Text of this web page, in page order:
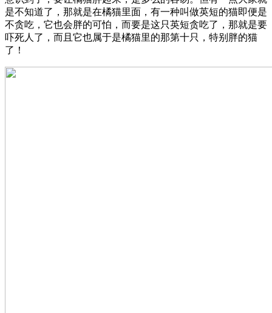
是不知道了，那就是在橘猫里面，有一种叫做英短的猫即便是
不贪吃，它也会胖的可怕，而要是这只英短贪吃了，那就是要
吓死人了，而且它也属于是橘猫里的那第十只，特别胖的猫
了！